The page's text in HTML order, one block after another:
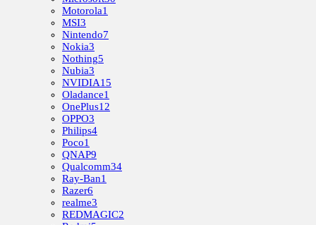
Motorola1
MSI3
Nintendo7
Nokia3
Nothing5
Nubia3
NVIDIA15
Oladance1
OnePlus12
OPPO3
Philips4
Poco1
QNAP9
Qualcomm34
Ray-Ban1
Razer6
realme3
REDMAGIC2